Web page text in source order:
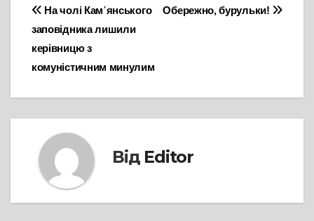
Навігація
записів
Обережно, бурульки!
На чолі Кам᾽янського
заповідника лишили
керівницю з
комуністичним минулим
Від Editor